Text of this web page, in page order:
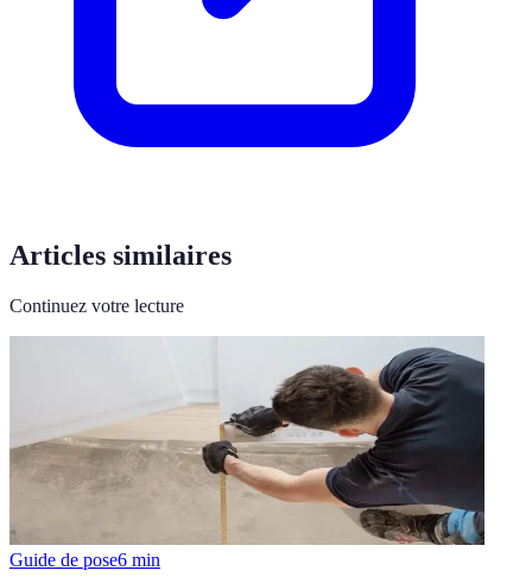
Articles similaires
Continuez votre lecture
Guide de pose6 min